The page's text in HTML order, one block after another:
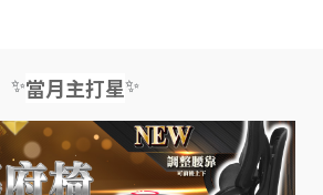
✨當月主打星✨